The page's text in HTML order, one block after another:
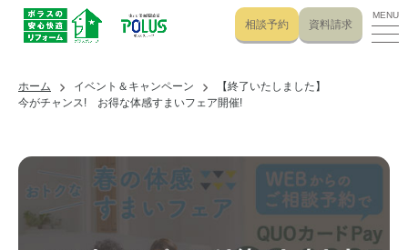
相談予約 資料請求
MENU
ホーム イベント＆キャンペーン
【終了いたしました】
今がチャンス! お得な体感すまいフェア開催!